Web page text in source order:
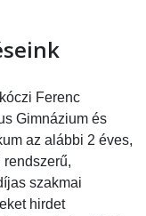
Ferenc
Gimnázium és
az alábbi 2 éves,
rendszerű,
szakmai
hirdet